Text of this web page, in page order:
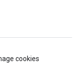
cookies